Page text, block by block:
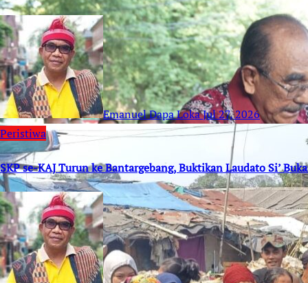
Emanuel Dapa LokaJul 27, 2026
Peristiwa
SKP se-KAJ Turun ke Bantargebang, Buktikan Laudato Si’